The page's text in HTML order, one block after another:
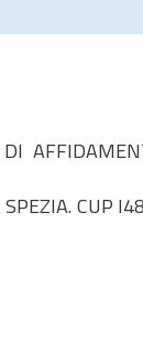
SPEZIA. CUP